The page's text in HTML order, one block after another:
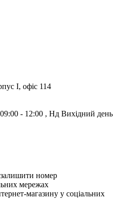
І, офіс 114
09:00 - 12:00 , Нд Вихідний день
залишити номер
мережах
магазину у соціальних